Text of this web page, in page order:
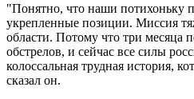
"Понятно, что наши потихоньку
укрепленные позиции. Миссия
области. Потому что три месяца
обстрелов, и сейчас все силы
колоссальная трудная история,
сказал он.